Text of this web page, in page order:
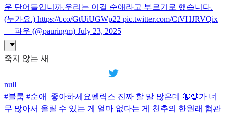
운 단어들입니까.우리는 이걸 순애라고 부르기로 했습니다.
(누가요.) https://t.co/GtUiUGWp22 pic.twitter.com/CtVHJRVQix
— 파우 (@pauringm) July 23, 2025
죽지 않는 새
null
#블룸 #순애_좋아하세요펠릭스 진짜 할 말 많은데 🔞🔞가 너
무 많아서 올릴 수 있는 게 얼마 없다는 게 천추의 한원래 혐관